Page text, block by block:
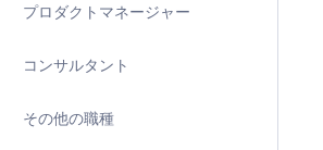
プロダクトマネージャー
コンサルタント
その他の職種